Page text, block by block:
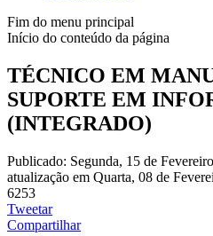
Fim do menu principal
Início do conteúdo da página
TÉCNICO EM
SUPORTE EM
(INTEGRADO)
Publicado: Segunda, 15 de
atualização em Quarta, 08 de
6253
Tweetar
Compartilhar